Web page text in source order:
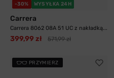
-30% WYSYŁKA 24H
Carrera
Carrera 8062 08A 51 UC z nakładką...
399,99 zł 571,99 zł
PRZYMIERZ